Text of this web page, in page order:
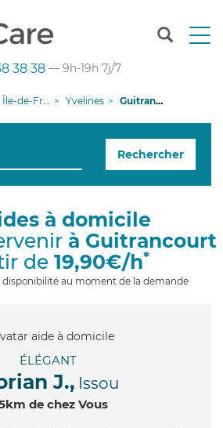
T
n
g
i
38 38 — 9h-19h 7j/7
Île-de-France Yvelines Guitrancourt
Rechercher
à domicile
à Guitrancourt
de 19,90€/h*
disponibilité au moment de la demande
ÉLÉGANT
J., Issou
de chez Vous